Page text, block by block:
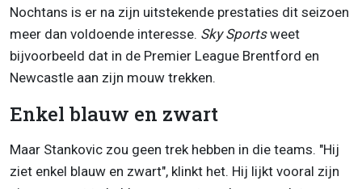
Nochtans is er na zijn uitstekende prestaties dit seizoen
meer dan voldoende interesse. Sky Sportsweet
bijvoorbeeld dat in de Premier League Brentford en
Newcastle aan zijn mouw trekken.
Enkel blauw en zwart
Maar Stankovic zou geen trek hebben in die teams. "Hij
ziet enkel blauw en zwart", klinkt het. Hij lijkt vooral zijn